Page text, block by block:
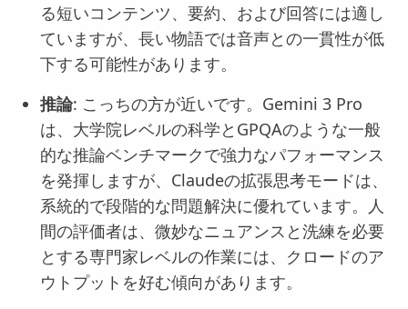
る短いコンテンツ、要約、および回答には適し
ていますが、長い物語では音声との一貫性が低
下する可能性があります。
推論: こっちの方が近いです。Gemini 3 Pro
は、大学院レベルの科学とGPQAのような一般
的な推論ベンチマークで強力なパフォーマンス
を発揮しますが、Claudeの拡張思考モードは、
系統的で段階的な問題解決に優れています。人
間の評価者は、微妙なニュアンスと洗練を必要
とする専門家レベルの作業には、クロードのア
ウトプットを好む傾向があります。